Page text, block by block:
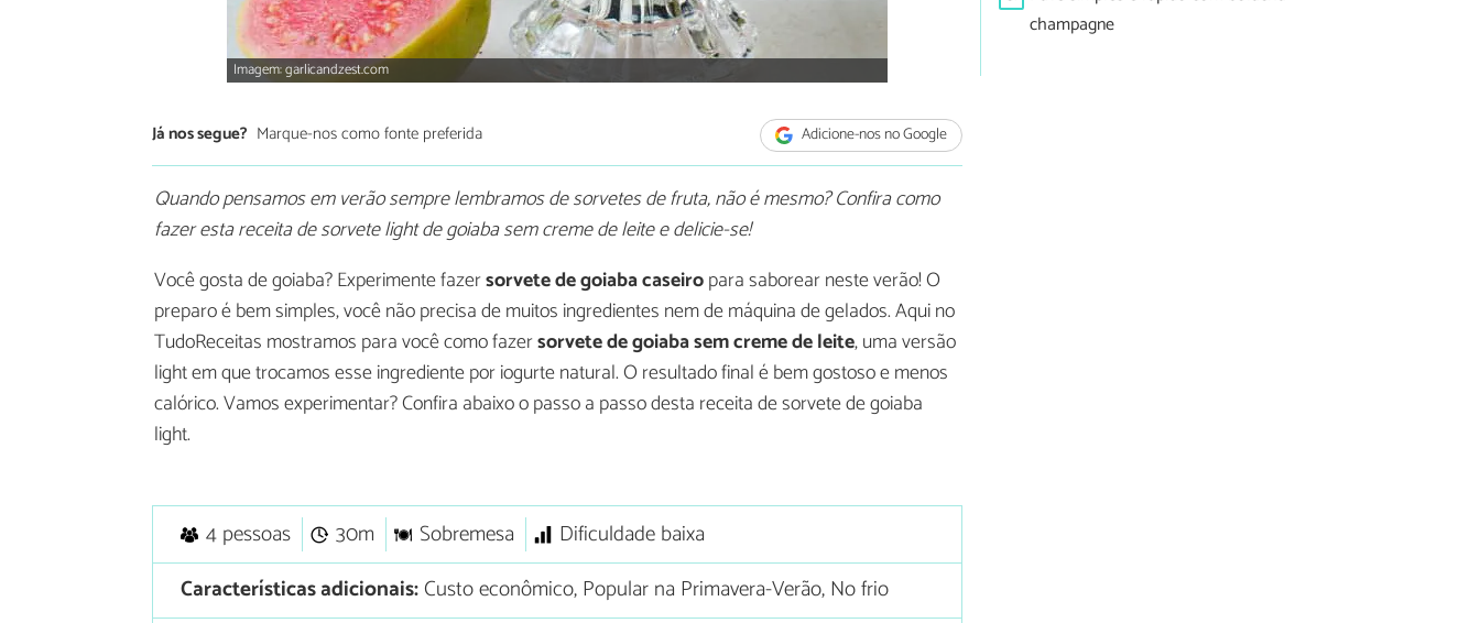
Imagem: garlicandzest.com
Já nos segue? Marque-nos como fonte preferida Adicione-nos no Google
Quando pensamos em verão sempre lembramos de sorvetes de fruta, não é mesmo? Confira como
fazer esta receita de sorvete light de goiaba sem creme de leite e delicie-se!
Você gosta de goiaba? Experimente fazersorvete de goiaba caseiropara saborear neste verão! O
preparo é bem simples, você não precisa de muitos ingredientes nem de máquina de gelados. Aqui no
TudoReceitas mostramos para você como fazersorvete de goiaba sem creme de leite, uma versão
light em que trocamos esse ingrediente por iogurte natural. O resultado final é bem gostoso e menos
calórico. Vamos experimentar? Confira abaixo o passo a passo desta receita de sorvete de goiaba
light.
4 pessoas 30m Sobremesa
Dificuldade baixa
Características adicionais:Custo econômico, Popular na Primavera-Verão, No frio
champagne